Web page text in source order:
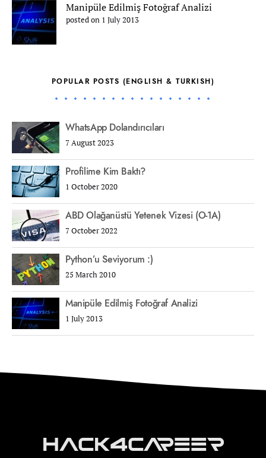
Manipüle Edilmiş Fotoğraf Analizi
posted on 1 July 2013
POPULAR POSTS (ENGLISH & TURKISH)
WhatsApp Dolandırıcıları
7 August 2023
Profilime Kim Baktı?
1 October 2020
ABD Olağanüstü Yetenek Vizesi (O-1A)
7 October 2022
Python’u Seviyorum :)
25 March 2010
Manipüle Edilmiş Fotoğraf Analizi
1 July 2013
Hack4Career